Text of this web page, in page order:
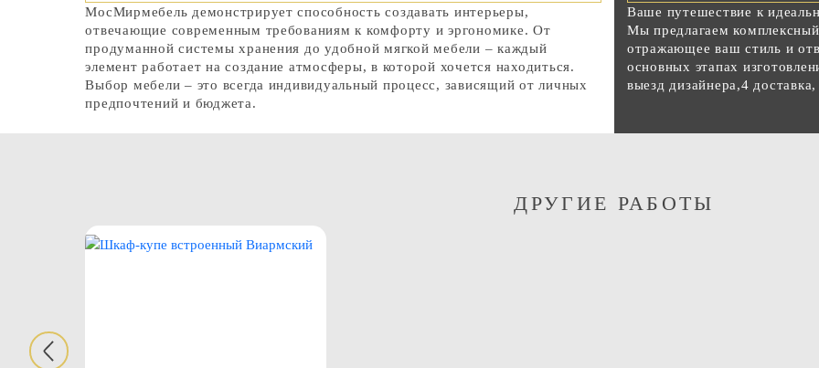
МосМирмебель демонстрирует способность создавать интерьеры,
отвечающие современным требованиям к комфорту и эргономике. От
продуманной системы хранения до удобной мягкой мебели – каждый
элемент работает на создание атмосферы, в которой хочется находиться.
Выбор мебели – это всегда индивидуальный процесс, зависящий от личных
предпочтений и бюджета.
Ваше путешествие к
Мы предлагаем
отражающее ваш стиль и
основных этапах
выезд дизайнера,4
ДРУГИЕ РАБОТЫ